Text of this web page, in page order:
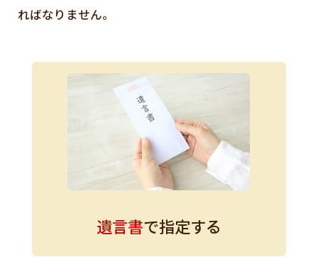
ればなりません。
遺言書で指定する